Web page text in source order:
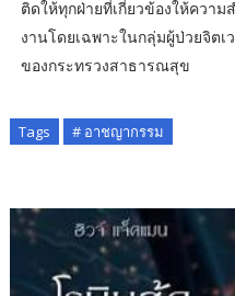
ติดให้ทุกฝ่ายที่เกี่ยวข้องให้ควา
งานโดยเฉพาะในกลุ่มผู้ป่วยจิต
ของกระทรวงสาธารณสุข
Tags # อาชญากรรม